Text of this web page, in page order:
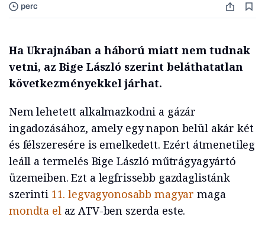
perc
Ha Ukrajnában a háború miatt nem tudnak
vetni, az Bige László szerint beláthatatlan
következményekkel járhat.
Nem lehetett alkalmazkodni a gázár
ingadozásához, amely egy napon belül akár két
és félszeresére is emelkedett. Ezért átmenetileg
leáll a termelés Bige László műtrágyagyártó
üzemeiben. Ezt a legfrissebb gazdaglistánk
szerinti 11. legvagyonosabb magyar maga
mondta elaz ATV-ben szerda este.